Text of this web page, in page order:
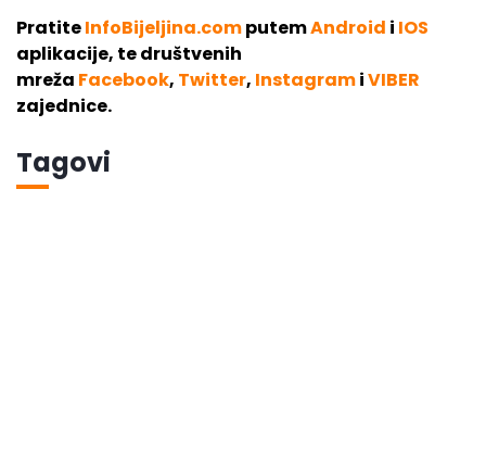
PratiteInfoBijeljina.computemAndroid i IOS
aplikacije, te društvenih
mreža Facebook, Twitter, InstagramiVIBER
zajednice.
Tagovi